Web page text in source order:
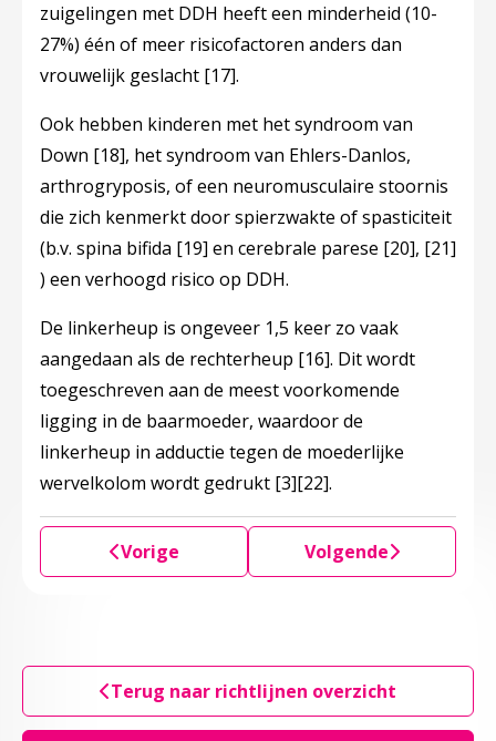
zuigelingen met DDH heeft een minderheid (10-
27%) één of meer risicofactoren anders dan
vrouwelijk geslacht [17].
Ook hebben kinderen met het syndroom van
Down [18], het syndroom van Ehlers-Danlos,
arthrogryposis, of een neuromusculaire stoornis
die zich kenmerkt door spierzwakte of spasticiteit
(b.v. spina bifida [19] en cerebrale parese [20], [21]
) een verhoogd risico op DDH.
De linkerheup is ongeveer 1,5 keer zo vaak
aangedaan als de rechterheup [16]. Dit wordt
toegeschreven aan de meest voorkomende
ligging in de baarmoeder, waardoor de
linkerheup in adductie tegen de moederlijke
wervelkolom wordt gedrukt [3][22].
Vorige Volgende
Terug naar richtlijnen overzicht